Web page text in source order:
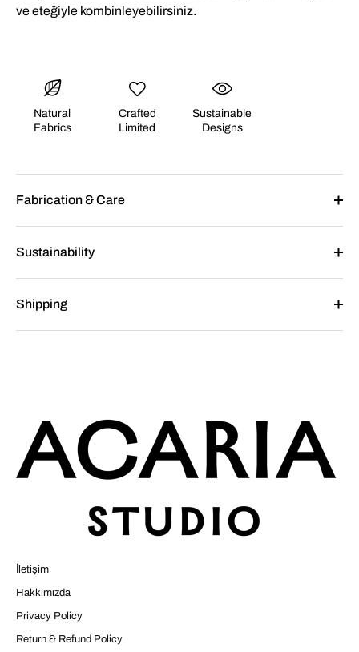
ve eteğiyle kombinleyebilirsiniz.
Natural
Fabrics
Crafted
Limited
Sustainable
Designs
Fabrication & Care
Sustainability
Shipping
İletişim
Hakkımızda
Privacy Policy
Return & Refund Policy